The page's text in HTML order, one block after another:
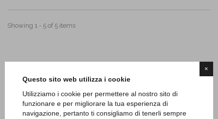
×
Questo sito web utilizza i cookie
Utilizziamo i cookie per permettere al nostro sito di
funzionare e per migliorare la tua esperienza di
navigazione, pertanto ti consigliamo di tenerli sempre
Showing 1 - 5 of 5 items